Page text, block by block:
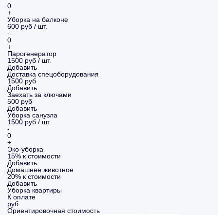
0
+
Уборка на балконе
600 руб / шт.
-
0
+
Парогенератор
1500 руб / шт.
Добавить
Доставка спецоборудования
1500 руб
Добавить
Заехать за ключами
500 руб
Добавить
Уборка санузла
1500 руб / шт.
-
0
+
Эко-уборка
15% к стоимости
Добавить
Домашнее животное
20% к стоимости
Добавить
Уборка квартиры
К оплате
руб
Ориентировочная стоимость